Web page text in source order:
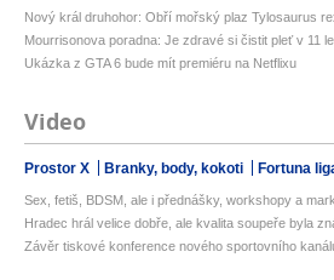
Nový král druhohor: Obří mořský plaz Tylosaurus
Mourrisonova poradna: Je zdravé si čistit pleť v 11
Ukázka z GTA 6 bude mít premiéru na Netflixu
Video
Prostor X Branky, body, kokoti Fortuna
Sex, fetiš, BDSM, ale i přednášky, workshopy a
Hradec hrál velice dobře, ale kvalita soupeře byla
Závěr tiskové konference nového sportovního